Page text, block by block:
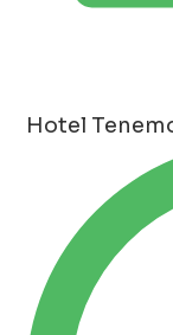
Hotel